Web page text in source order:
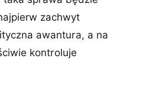
zachwyt
awantura, a na
kontroluje